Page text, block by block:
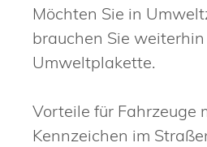
Möchten Sie in
brauchen Sie
Umweltplakette.
Vorteile für Fahrzeuge
Kennzeichen im